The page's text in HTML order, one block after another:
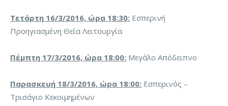
Τετάρτη 16/3/2016, ώρα 18:30: Εσπερινή
Προηγιασμένη Θεία Λειτουργία
Πέμπτη 17/3/2016, ώρα 18:00: Μεγάλο Απόδειπνο
Παρασκευή 18/3/2016, ώρα 18:00: Εσπερινός –
Τρισάγιο Κεκοιμημένων